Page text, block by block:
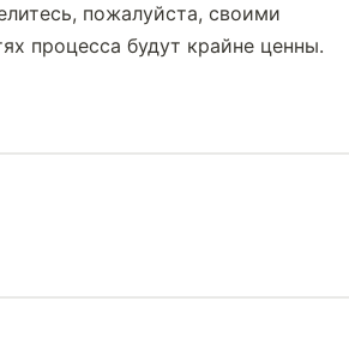
пожалуйста, своими
процесса будут крайне ценны.